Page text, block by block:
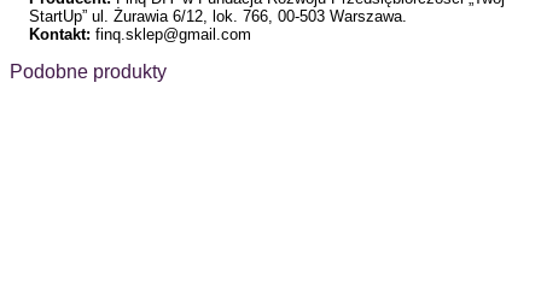
StartUp” ul. Żurawia 6/12, lok. 766, 00-503 Warszawa.
Kontakt: finq.sklep@gmail.com
Podobne produkty